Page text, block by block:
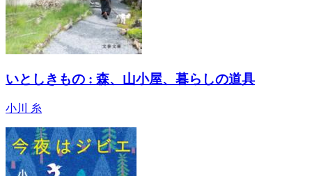
いとしきもの : 森、山小屋、暮らしの道具
小川 糸